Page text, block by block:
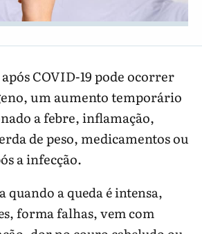
COVID-19 pode ocorrer
um aumento temporário
a febre, inflamação,
de peso, medicamentos ou
a infecção.
quando a queda é intensa,
forma falhas, vem com